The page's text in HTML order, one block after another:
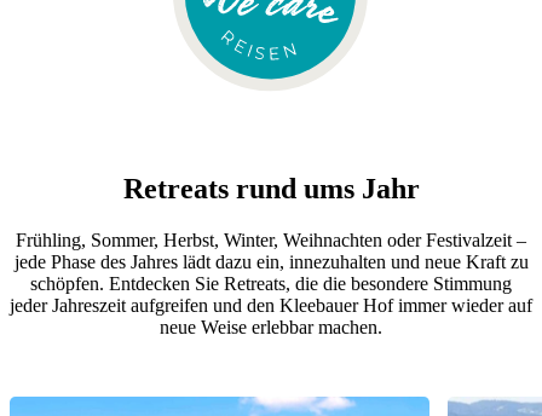
Retreats rund ums Jahr
Frühling, Sommer, Herbst, Winter, Weihnachten oder Festivalzeit –
jede Phase des Jahres lädt dazu ein, innezuhalten und neue Kraft zu
schöpfen. Entdecken Sie Retreats, die die besondere Stimmung
jeder Jahreszeit aufgreifen und den Kleebauer Hof immer wieder auf
neue Weise erlebbar machen.